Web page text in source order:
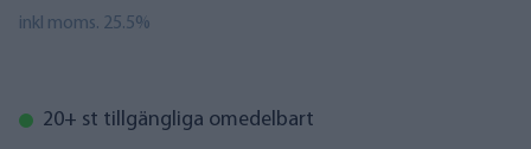
inkl moms. 25.5%
20+ st tillgängliga omedelbart